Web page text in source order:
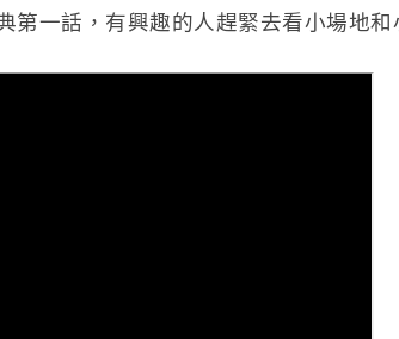
一話，有興趣的人趕緊去看小場地和